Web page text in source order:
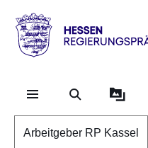
Hessen
RP
Arbeitgeber RP Kassel